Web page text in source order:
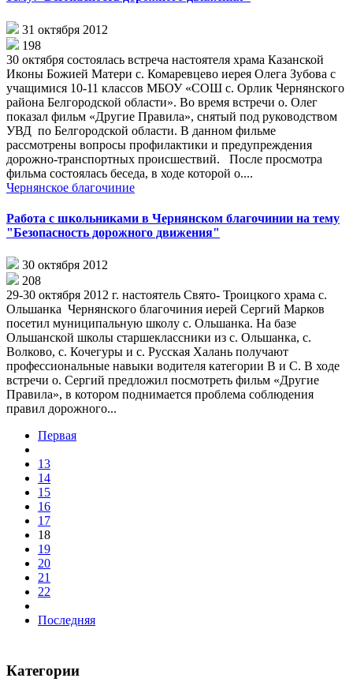
31 октября 2012
198
30 октября состоялась встреча настоятеля храма Казанской
Иконы Божией Матери с. Комаревцево иерея Олега Зубова с
учащимися 10-11 классов МБОУ «СОШ с. Орлик Чернянского
района Белгородской области». Во время встречи о. Олег
показал фильм «Другие Правила», снятый под руководством
УВД по Белгородской области. В данном фильме
рассмотрены вопросы профилактики и предупреждения
дорожно-транспортных происшествий. После просмотра
фильма состоялась беседа, в ходе которой о....
Чернянское благочиние
Работа с школьниками в Чернянском благочинии на тему
"Безопасность дорожного движения"
30 октября 2012
208
29-30 октября 2012 г. настоятель Свято- Троицкого храма с.
Ольшанка Чернянского благочиния иерей Сергий Марков
посетил муниципальную школу с. Ольшанка. На базе
Ольшанской школы старшеклассники из с. Ольшанка, с.
Волково, с. Кочегуры и с. Русская Халань получают
профессиональные навыки водителя категории В и С. В ходе
встречи о. Сергий предложил посмотреть фильм «Другие
Правила», в котором поднимается проблема соблюдения
правил дорожного...
Первая
13
14
15
16
17
18
19
20
21
22
Последняя
Категории